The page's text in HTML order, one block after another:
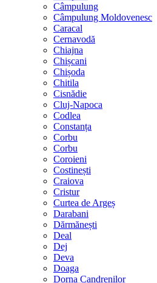
Câmpulung
Câmpulung Moldovenesc
Caracal
Cernavodă
Chiajna
Chișcani
Chișoda
Chitila
Cisnădie
Cluj-Napoca
Codlea
Constanța
Corbu
Corbu
Coroieni
Costinești
Craiova
Cristur
Curtea de Argeș
Darabani
Dărmănești
Deal
Dej
Deva
Doaga
Dorna Candrenilor